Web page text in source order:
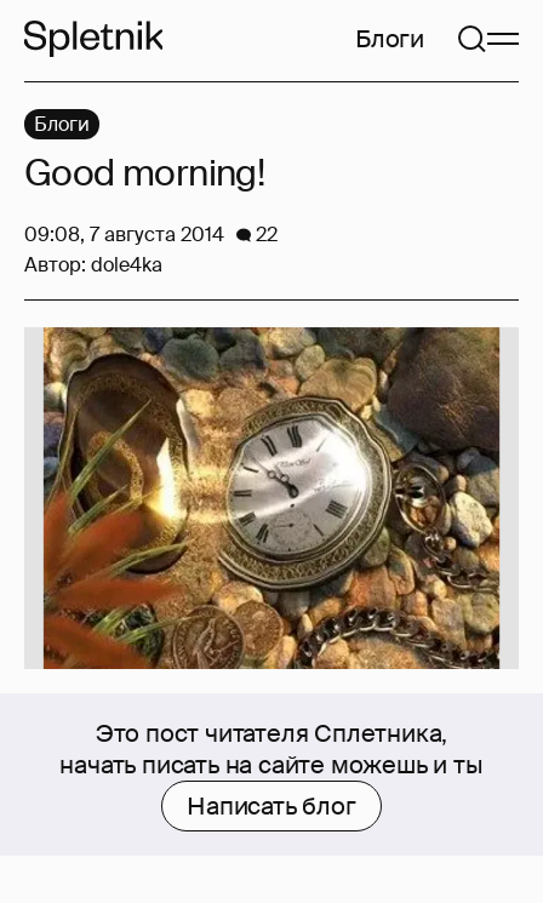
Блоги
Это пост читателя Сплетника,
начать писать на сайте можешь и ты
Написать блог
Блоги
Good morning!
09:08, 7 августа 2014
22
Автор: dole4ka